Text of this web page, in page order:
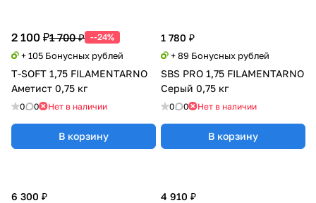
2 100 ₽1 700 ₽ --24%
+ 105 Бонусных рублей
T-SOFT 1,75 FILAMENTARNO
Аметист 0,75 кг
0 0 Нет в наличии
В корзину
1 780 ₽
+ 89 Бонусных рублей
SBS PRO 1,75 FILAMENTARNO
Серый 0,75 кг
0 0 Нет в наличии
В корзину
6 300 ₽ 4 910 ₽